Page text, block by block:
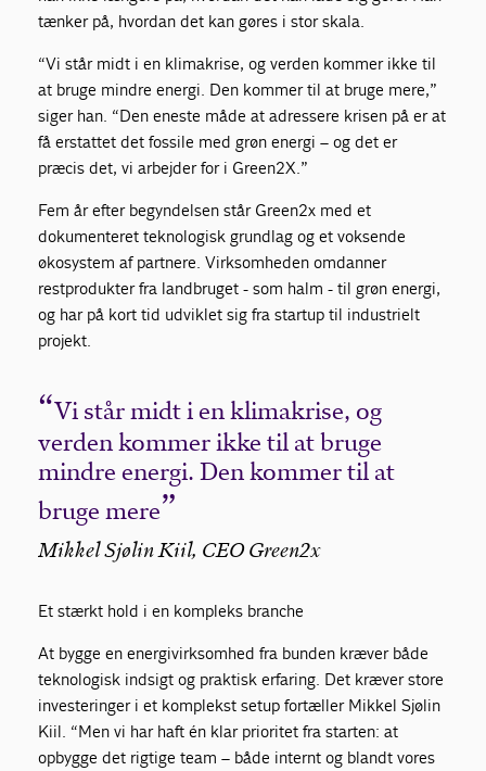
tænker på, hvordan det kan gøres i stor skala.
“Vi står midt i en klimakrise, og verden kommer ikke til
at bruge mindre energi. Den kommer til at bruge mere,”
siger han. “Den eneste måde at adressere krisen på er at
få erstattet det fossile med grøn energi – og det er
præcis det, vi arbejder for i Green2X.”
Fem år efter begyndelsen står Green2x med et
dokumenteret teknologisk grundlag og et voksende
økosystem af partnere. Virksomheden omdanner
restprodukter fra landbruget - som halm - til grøn energi,
og har på kort tid udviklet sig fra startup til industrielt
projekt.
Vi står midt i en klimakrise, og
verden kommer ikke til at bruge
mindre energi. Den kommer til at
bruge mere
Mikkel Sjølin Kiil, CEO Green2x
Et stærkt hold i en kompleks branche
At bygge en energivirksomhed fra bunden kræver både
teknologisk indsigt og praktisk erfaring. Det kræver store
investeringer i et komplekst setup fortæller Mikkel Sjølin
Kiil. “Men vi har haft én klar prioritet fra starten: at
opbygge det rigtige team – både internt og blandt vores